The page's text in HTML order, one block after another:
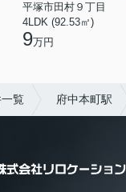
平塚市田村９丁目
4LDK (92.53㎡)
9万円
覧 府中本町駅